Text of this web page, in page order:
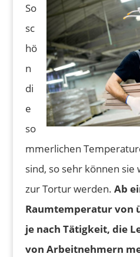
So
sc
hö
n
di
e
so
mmerlichen
sind, so sehr können
zur Tortur werden. Ab
Raumtemperatur von
je nach Tätigkeit, die
von Arbeitnehmern